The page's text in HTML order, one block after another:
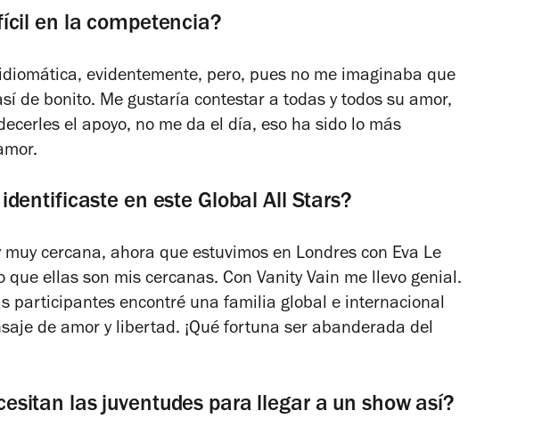
en la competencia?
evidentemente, pero, pues no me imaginaba que
de bonito. Me gustaría contestar a todas y todos su amor,
el apoyo, no me da el día, eso ha sido lo más
en este Global All Stars?
muy cercana, ahora que estuvimos en Londres con Eva Le
que ellas son mis cercanas. Con Vanity Vain me llevo genial.
participantes encontré una familia global e internacional
de amor y libertad. ¡Qué fortuna ser abanderada del
las juventudes para llegar a un show así?